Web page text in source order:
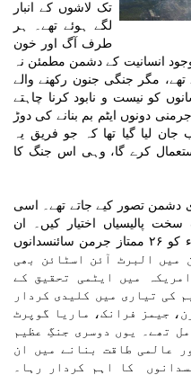
تک لاشوں کے انبار
لگے ہوئے تھے۔ ہر
طرف آگ اور خون
انسانیت کے دشمن مطمئن نہ
مگر جنگی جنون رکھنے والے
کو نیست و نابود کرنا چاہتے
دونوں ایٹم بم بنانے کی دوڑ
لیا گیا تھا کہ جو فریق یہ
استعمال کرے گا، وہی اس جنگ کا
دشمن تصور کیے جاتے تھے۔ اسی
پالیسیاں اختیار کیں۔ ان
پالیسیوں کے نتیجے میں ۳ جون ۱۹۳۳ء کو ۲۶ ممتاز جرمن سائنسدانوں
ان میں البرٹ آئن اسٹائن بھی
میں ایٹمی تحقیق کے
کی تیاری میں کلیدی کردار
جیمز فرانک، ماریا گوپرٹ
تھے۔ یوں دوسری جنگِ عظیم
عالمی طاقت بنانے میں ان
کا اہم کردار رہا۔